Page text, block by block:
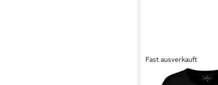
Fast ausverkauft
MONARI
T-Shirt